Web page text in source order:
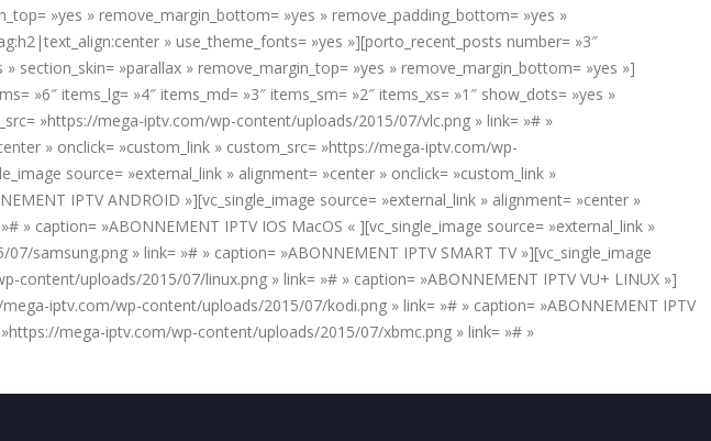
»yes » remove_margin_bottom= »yes » remove_padding_bottom= »yes »
» use_theme_fonts= »yes »][porto_recent_posts number= »3″
section_skin= »parallax » remove_margin_top= »yes » remove_margin_bottom= »yes »]
»6″ items_lg= »4″ items_md= »3″ items_sm= »2″ items_xs= »1″ show_dots= »yes »
»https://mega-iptv.com/wp-content/uploads/2015/07/vlc.png » link= »# »
» onclick= »custom_link » custom_src= »https://mega-iptv.com/wp-
source= »external_link » alignment= »center » onclick= »custom_link »
IPTV ANDROID »][vc_single_image source= »external_link » alignment= »center »
caption= »ABONNEMENT IPTV IOS MacOS « ][vc_single_image source= »external_link »
samsung.png » link= »# » caption= »ABONNEMENT IPTV SMART TV »][vc_single_image
uploads/2015/07/linux.png » link= »# » caption= »ABONNEMENT IPTV VU+ LINUX »]
iptv.com/wp-content/uploads/2015/07/kodi.png » link= »# » caption= »ABONNEMENT IPTV
mega-iptv.com/wp-content/uploads/2015/07/xbmc.png » link= »# »